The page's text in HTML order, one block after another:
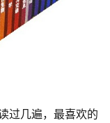
过几遍，最喜欢的